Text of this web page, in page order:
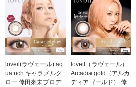
loveil(ラヴェール) aq
ua rich キャラメルグ
ロー 倖田來未プロデ
loveil（ラヴェール）
Arcadia gold（アルカ
ディアゴールド） 倖